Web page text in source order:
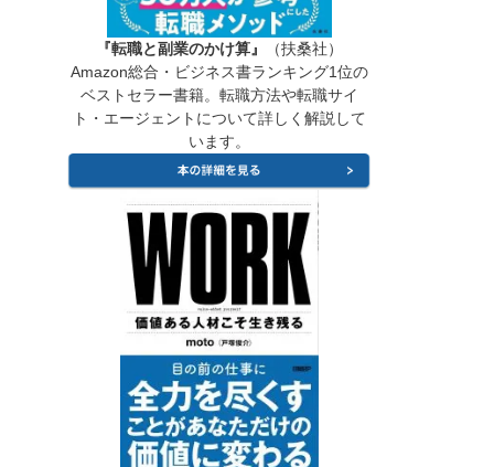
『転職と副業のかけ算』
（扶桑社）
Amazon総合・ビジネス書ランキング1位の
ベストセラー書籍。転職方法や転職サイ
ト・エージェントについて詳しく解説して
います。